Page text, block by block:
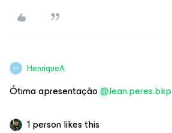
H HenriqueA
Ótima apresentação@Jean.peres.bkp
1 person likes this